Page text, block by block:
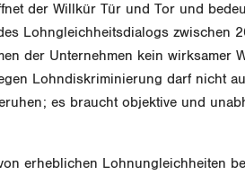
der Willkür Tür und Tor und
Lohngleichheitsdialogs zwischen
der Unternehmen kein wirksamer
Lohndiskriminierung darf nicht
es braucht objektive und
erheblichen Lohnungleichheiten